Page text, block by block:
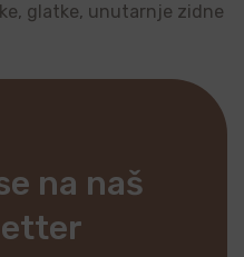
glatke, unutarnje zidne
na naš